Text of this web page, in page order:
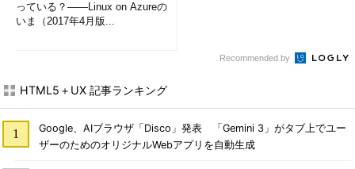
っている？――Linux on Azureの
いま（2017年4月版...
Recommended by
HTML5＋UX 記事ランキング
Google、AIブラウザ「Disco」発表 「Gemini 3」がタブ上でユー
ザーのためのオリジナルWebアプリを自動生成